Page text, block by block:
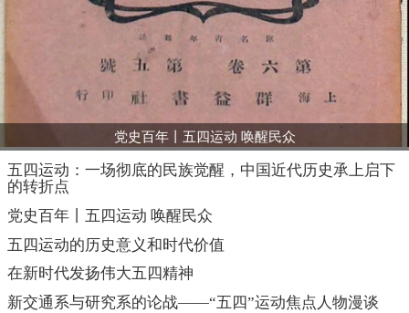
党史百年丨五四运动 唤醒民众
五四运动：一场彻底的民族觉醒，中国近代历史承上启下
的转折点
党史百年丨五四运动 唤醒民众
五四运动的历史意义和时代价值
在新时代发扬伟大五四精神
新交通系与研究系的论战——“五四”运动焦点人物漫谈